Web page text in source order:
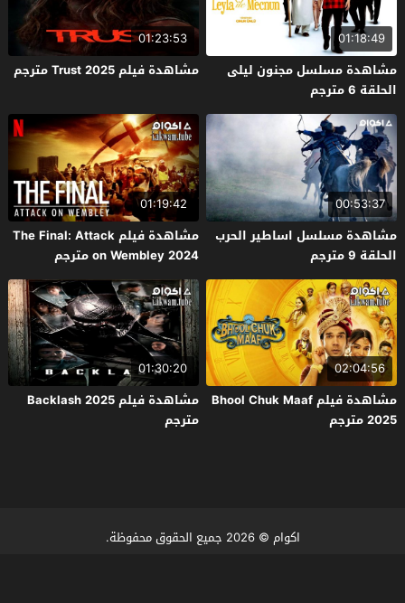
01:18:49
مشاهدة مسلسل مجنون ليلى
الحلقة 6 مترجم
01:23:53
مشاهدة فيلم Trust 2025 مترجم
00:53:37
مشاهدة مسلسل اساطير الحرب
الحلقة 9 مترجم
01:19:42
مشاهدة فيلم The Final: Attack
on Wembley 2024 مترجم
02:04:56
مشاهدة فيلم Bhool Chuk Maaf
2025 مترجم
01:30:20
مشاهدة فيلم Backlash 2025
مترجم
اكوام © 2026 جميع الحقوق محفوظة.